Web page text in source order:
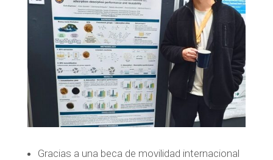
Gracias a una beca de movilidad internacional